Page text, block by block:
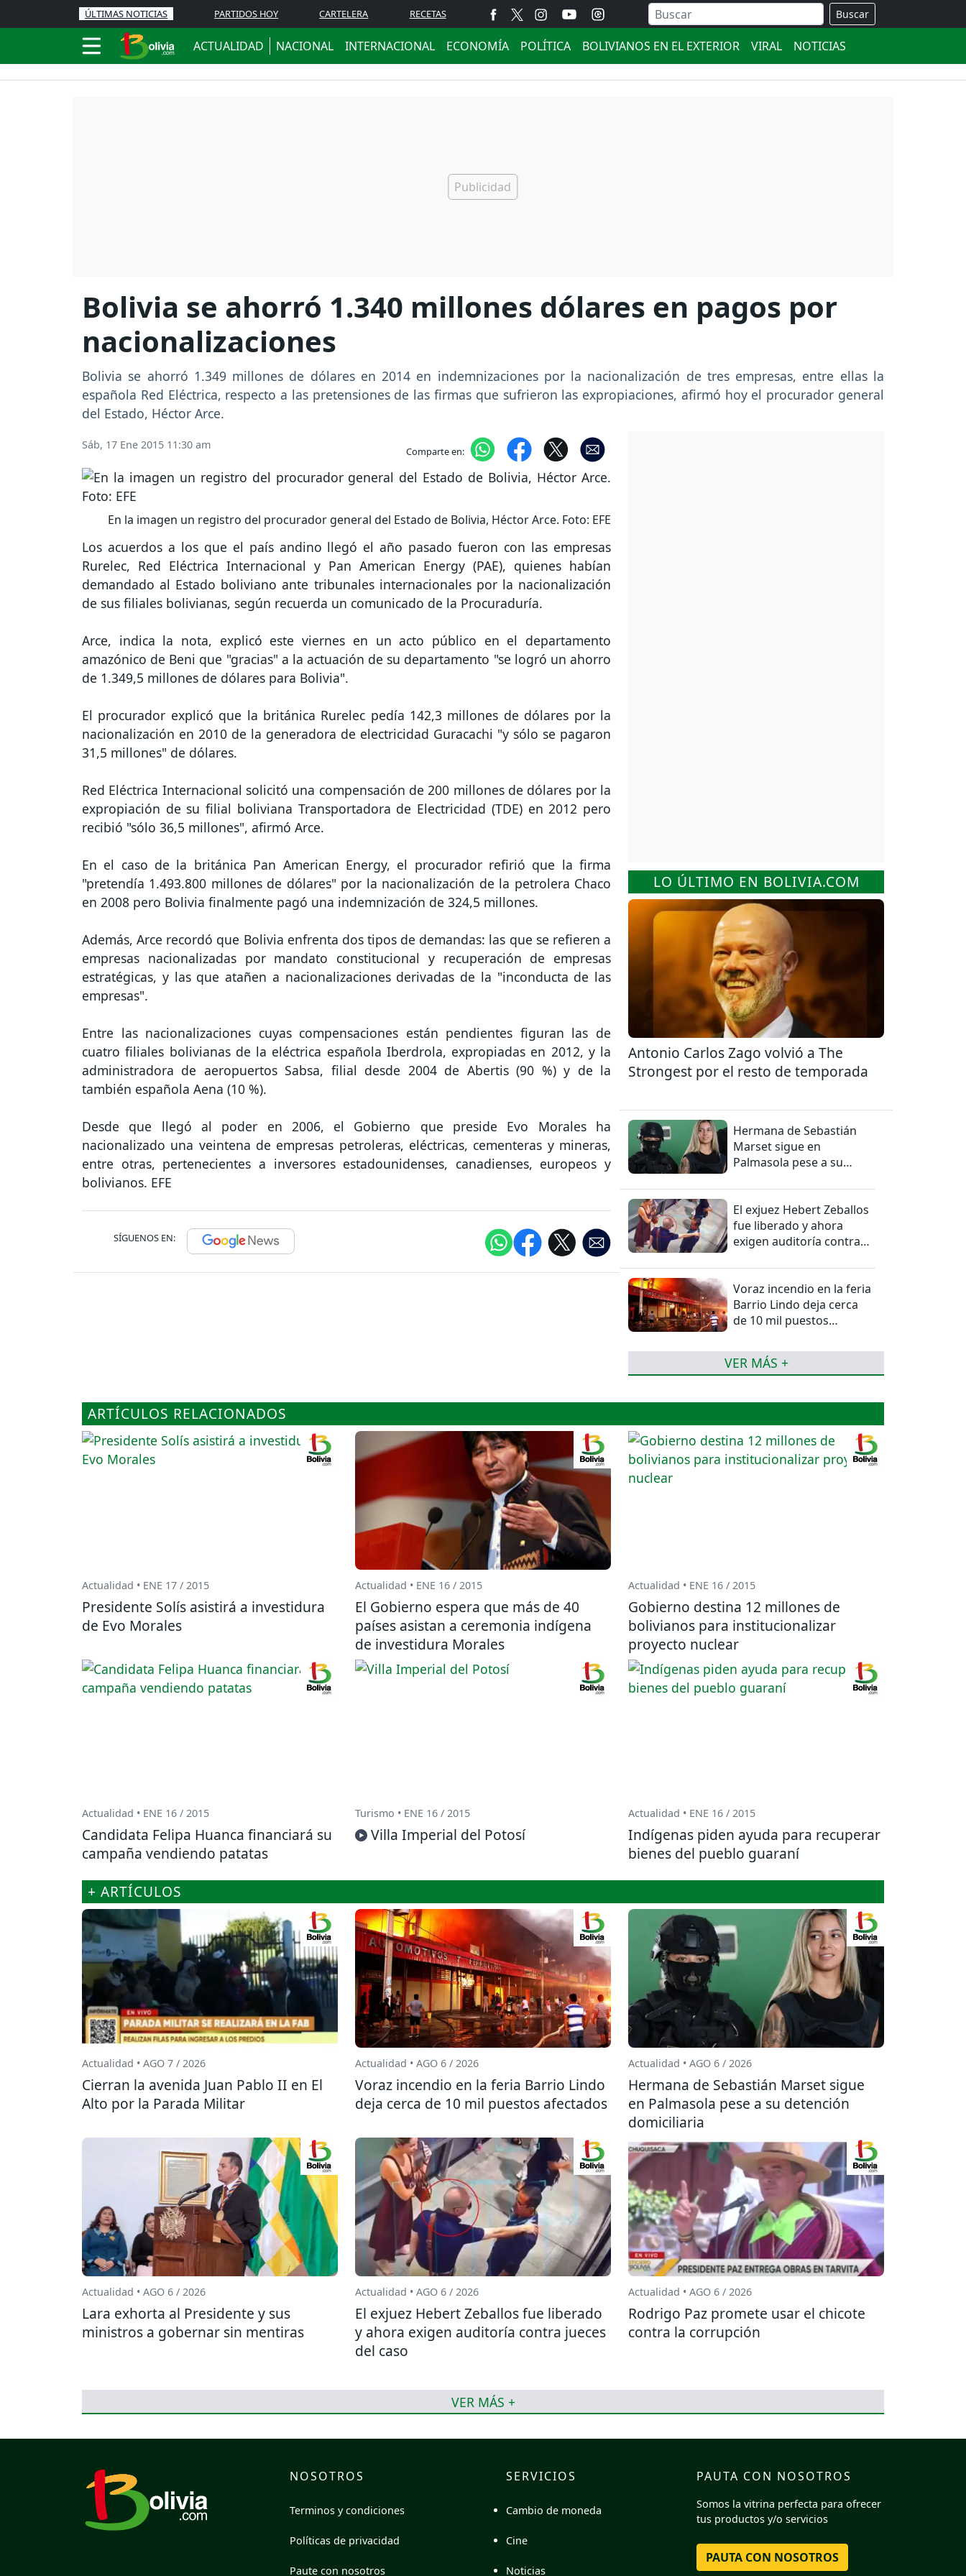
ÚLTIMAS NOTICIAS PARTIDOS HOY CARTELERA RECETAS Buscar
ACTUALIDAD NACIONAL INTERNACIONAL ECONOMÍA POLÍTICA BOLIVIANOS EN EL EXTERIOR VIRAL NOTICIAS
Bolivia se ahorró 1.340 millones dólares en pagos por
nacionalizaciones
Bolivia se ahorró 1.349 millones de dólares en 2014 en indemnizaciones por la nacionalización de tres empresas, entre ellas la
española Red Eléctrica, respecto a las pretensiones de las firmas que sufrieron las expropiaciones, afirmó hoy el procurador general
del Estado, Héctor Arce.
Sáb, 17 Ene 2015 11:30 am Comparte en:
En la imagen un registro del procurador general del Estado de Bolivia, Héctor Arce. Foto: EFE
Los acuerdos a los que el país andino llegó el año pasado fueron con las empresas
Rurelec, Red Eléctrica Internacional y Pan American Energy (PAE), quienes habían
demandado al Estado boliviano ante tribunales internacionales por la nacionalización
de sus filiales bolivianas, según recuerda un comunicado de la Procuraduría.
Arce, indica la nota, explicó este viernes en un acto público en el departamento
amazónico de Beni que "gracias" a la actuación de su departamento "se logró un ahorro
de 1.349,5 millones de dólares para Bolivia".
El procurador explicó que la británica Rurelec pedía 142,3 millones de dólares por la
nacionalización en 2010 de la generadora de electricidad Guracachi "y sólo se pagaron
31,5 millones" de dólares.
Red Eléctrica Internacional solicitó una compensación de 200 millones de dólares por la
expropiación de su filial boliviana Transportadora de Electricidad (TDE) en 2012 pero
recibió "sólo 36,5 millones", afirmó Arce.
En el caso de la británica Pan American Energy, el procurador refirió que la firma
"pretendía 1.493.800 millones de dólares" por la nacionalización de la petrolera Chaco
en 2008 pero Bolivia finalmente pagó una indemnización de 324,5 millones.
Además, Arce recordó que Bolivia enfrenta dos tipos de demandas: las que se refieren a
empresas nacionalizadas por mandato constitucional y recuperación de empresas
estratégicas, y las que atañen a nacionalizaciones derivadas de la "inconducta de las
empresas".
Entre las nacionalizaciones cuyas compensaciones están pendientes figuran las de
cuatro filiales bolivianas de la eléctrica española Iberdrola, expropiadas en 2012, y la
administradora de aeropuertos Sabsa, filial desde 2004 de Abertis (90 %) y de la
también española Aena (10 %).
Desde que llegó al poder en 2006, el Gobierno que preside Evo Morales ha
nacionalizado una veintena de empresas petroleras, eléctricas, cementeras y mineras,
entre otras, pertenecientes a inversores estadounidenses, canadienses, europeos y
bolivianos. EFE
SÍGUENOS EN:
LO ÚLTIMO EN BOLIVIA.COM
Antonio Carlos Zago volvió a The
Strongest por el resto de temporada
Hermana de Sebastián
Marset sigue en
Palmasola pese a su
El exjuez Hebert Zeballos
fue liberado y ahora
exigen auditoría contra
Voraz incendio en la feria
Barrio Lindo deja cerca
de 10 mil puestos
VER MÁS +
ARTÍCULOS RELACIONADOS
Actualidad • ENE 17 / 2015
Presidente Solís asistirá a investidura
de Evo Morales
Actualidad • ENE 16 / 2015
El Gobierno espera que más de 40
países asistan a ceremonia indígena
de investidura Morales
Actualidad • ENE 16 / 2015
Gobierno destina 12 millones de
bolivianos para institucionalizar
proyecto nuclear
Actualidad • ENE 16 / 2015
Candidata Felipa Huanca financiará su
campaña vendiendo patatas
Turismo • ENE 16 / 2015
Villa Imperial del Potosí
Actualidad • ENE 16 / 2015
Indígenas piden ayuda para recuperar
bienes del pueblo guaraní
+ ARTÍCULOS
Actualidad • AGO 7 / 2026
Cierran la avenida Juan Pablo II en El
Alto por la Parada Militar
Actualidad • AGO 6 / 2026
Voraz incendio en la feria Barrio Lindo
deja cerca de 10 mil puestos afectados
Actualidad • AGO 6 / 2026
Hermana de Sebastián Marset sigue
en Palmasola pese a su detención
domiciliaria
Actualidad • AGO 6 / 2026
Lara exhorta al Presidente y sus
ministros a gobernar sin mentiras
Actualidad • AGO 6 / 2026
El exjuez Hebert Zeballos fue liberado
y ahora exigen auditoría contra jueces
del caso
Actualidad • AGO 6 / 2026
Rodrigo Paz promete usar el chicote
contra la corrupción
VER MÁS +
NOSOTROS
Terminos y condiciones
Políticas de privacidad
Paute con nosotros
SERVICIOS
Cambio de moneda
Cine
Noticias
PAUTA CON NOSOTROS
Somos la vitrina perfecta para ofrecer
tus productos y/o servicios
PAUTA CON NOSOTROS